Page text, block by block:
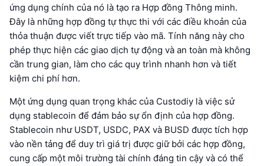
ứng dụng chính của nó là tạo ra Hợp đồng Thông minh.
Đây là những hợp đồng tự thực thi với các điều khoản của
thỏa thuận được viết trực tiếp vào mã. Tính năng này cho
phép thực hiện các giao dịch tự động và an toàn mà không
cần trung gian, làm cho các quy trình nhanh hơn và tiết
kiệm chi phí hơn.
Một ứng dụng quan trọng khác của Custodiy là việc sử
dụng stablecoin để đảm bảo sự ổn định của hợp đồng.
Stablecoin như USDT, USDC, PAX và BUSD được tích hợp
vào nền tảng để duy trì giá trị được giữ bởi các hợp đồng,
cung cấp một môi trường tài chính đáng tin cậy và có thể